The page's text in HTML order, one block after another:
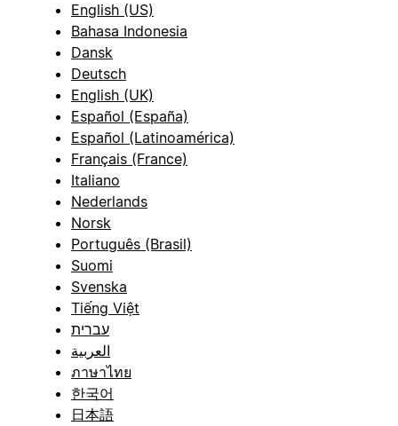
English (US)
Bahasa Indonesia
Dansk
Deutsch
English (UK)
Español (España)
Español (Latinoamérica)
Français (France)
Italiano
Nederlands
Norsk
Português (Brasil)
Suomi
Svenska
Tiếng Việt
עברית
العربية
ภาษาไทย
한국어
日本語